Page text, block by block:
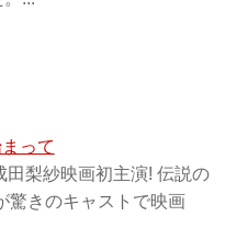
って
梨紗映画初主演! 伝説の
驚きのキャストで映画